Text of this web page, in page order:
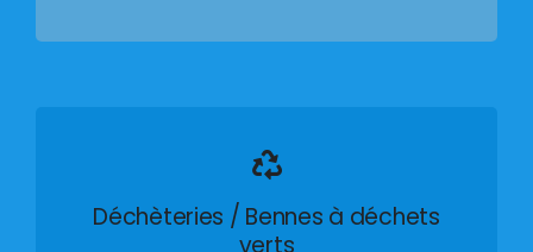
Déchèteries / Bennes à déchets
verts